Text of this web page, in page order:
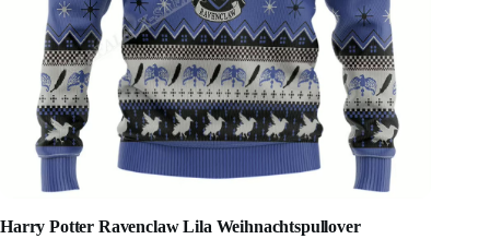
Harry Potter Ravenclaw Lila Weihnachtspullover